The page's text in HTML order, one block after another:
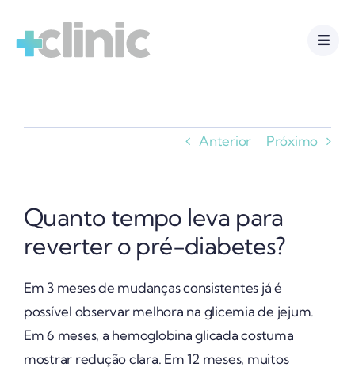
para
Anterior Próximo
Quanto tempo leva para
reverter o pré-diabetes?
Em 3 meses de mudanças consistentes já é
possível observar melhora na glicemia de jejum.
Em 6 meses, a hemoglobina glicada costuma
mostrar redução clara. Em 12 meses, muitos